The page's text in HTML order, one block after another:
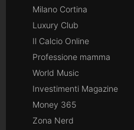
Milano Cortina
Luxury Club
Il Calcio Online
Professione mamma
World Music
Investimenti Magazine
Money 365
Zona Nerd